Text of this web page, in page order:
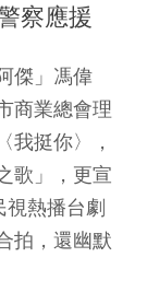
察應援
傑」馮偉
商業總會理
我挺你〉，
歌」，更宣
熱播台劇
拍，還幽默